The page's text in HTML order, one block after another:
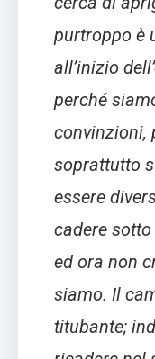
purtroppo è
all’inizio
perché
convinzioni,
soprattutto
essere
cadere
ed ora non
siamo. Il
titubante;